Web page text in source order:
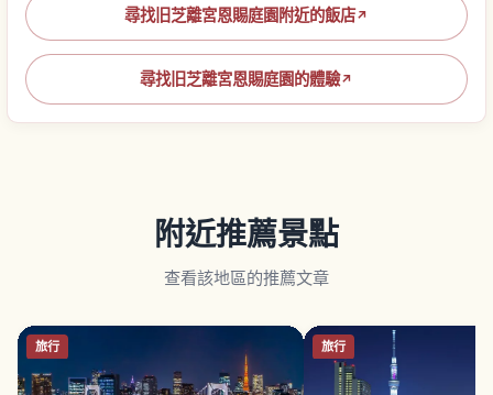
尋找旧芝離宮恩賜庭園附近的飯店↗
尋找旧芝離宮恩賜庭園的體驗↗
附近推薦景點
查看該地區的推薦文章
旅行 旅行